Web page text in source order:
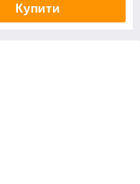
Купити